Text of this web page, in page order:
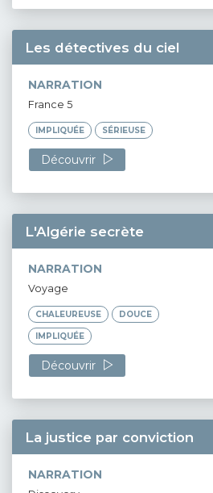
Les détectives du ciel
NARRATION
France 5
IMPLIQUÉE SÉRIEUSE
Découvrir
L'Algérie secrète
NARRATION
Voyage
CHALEUREUSE DOUCE
IMPLIQUÉE
Découvrir
La justice par conviction
NARRATION